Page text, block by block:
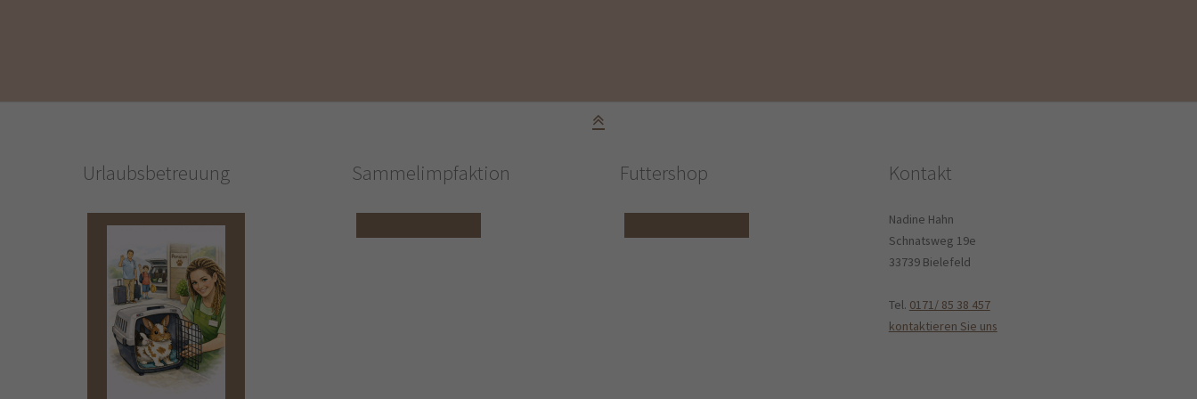
Urlaubsbetreuung Sammelimpfaktion Futtershop Kontakt
Nadine Hahn
Schnatsweg 19e
33739 Bielefeld
Tel. 0171/ 85 38 457
kontaktieren Sie uns